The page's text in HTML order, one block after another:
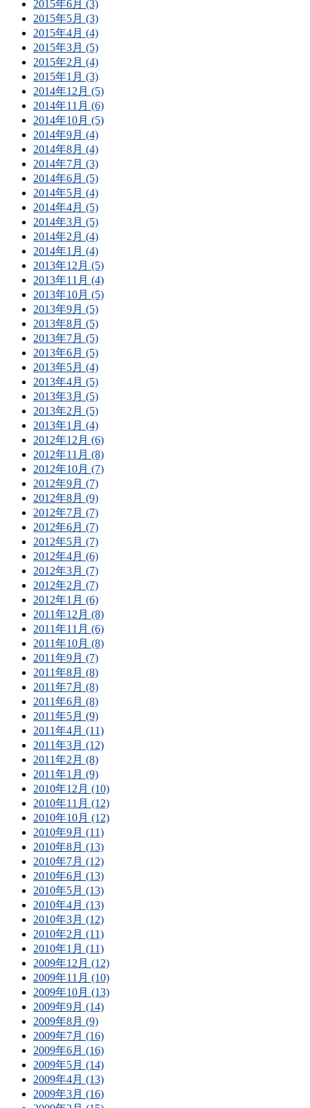
2015年6月 (3)
2015年5月 (3)
2015年4月 (4)
2015年3月 (5)
2015年2月 (4)
2015年1月 (3)
2014年12月 (5)
2014年11月 (6)
2014年10月 (5)
2014年9月 (4)
2014年8月 (4)
2014年7月 (3)
2014年6月 (5)
2014年5月 (4)
2014年4月 (5)
2014年3月 (5)
2014年2月 (4)
2014年1月 (4)
2013年12月 (5)
2013年11月 (4)
2013年10月 (5)
2013年9月 (5)
2013年8月 (5)
2013年7月 (5)
2013年6月 (5)
2013年5月 (4)
2013年4月 (5)
2013年3月 (5)
2013年2月 (5)
2013年1月 (4)
2012年12月 (6)
2012年11月 (8)
2012年10月 (7)
2012年9月 (7)
2012年8月 (9)
2012年7月 (7)
2012年6月 (7)
2012年5月 (7)
2012年4月 (6)
2012年3月 (7)
2012年2月 (7)
2012年1月 (6)
2011年12月 (8)
2011年11月 (6)
2011年10月 (8)
2011年9月 (7)
2011年8月 (8)
2011年7月 (8)
2011年6月 (8)
2011年5月 (9)
2011年4月 (11)
2011年3月 (12)
2011年2月 (8)
2011年1月 (9)
2010年12月 (10)
2010年11月 (12)
2010年10月 (12)
2010年9月 (11)
2010年8月 (13)
2010年7月 (12)
2010年6月 (13)
2010年5月 (13)
2010年4月 (13)
2010年3月 (12)
2010年2月 (11)
2010年1月 (11)
2009年12月 (12)
2009年11月 (10)
2009年10月 (13)
2009年9月 (14)
2009年8月 (9)
2009年7月 (16)
2009年6月 (16)
2009年5月 (14)
2009年4月 (13)
2009年3月 (16)